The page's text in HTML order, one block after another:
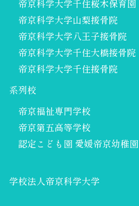
帝京科学大学千住桜木保育園
帝京科学大学山梨接骨院
帝京科学大学八王子接骨院
帝京科学大学千住大橋接骨院
帝京科学大学千住接骨院
系列校
帝京福祉専門学校
帝京第五高等学校
認定こども園 愛媛帝京幼稚園
学校法人帝京科学大学